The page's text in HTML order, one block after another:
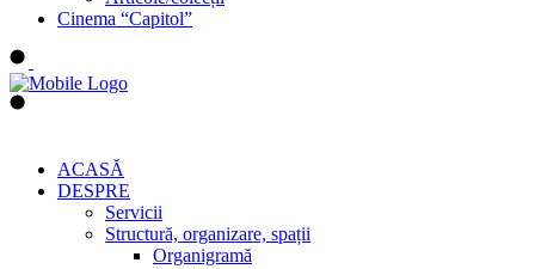
Cinema “Capitol”
ACASĂ
DESPRE
Servicii
Structură, organizare, spații
Organigramă